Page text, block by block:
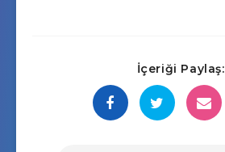
İçeriği Paylaş: